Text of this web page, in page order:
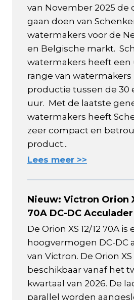
van November 2025 de
gaan doen van
watermakers voor de
en Belgische markt.
watermakers heeft
range van
productie tussen de 30
uur. Met de laatste
watermakers heeft
zeer compact en
product...
Lees meer >>
Nieuw: Victron Orion
70A DC-DC Acculader
De Orion XS 12/12 70A
hoogvermogen DC-DC
van Victron. De Orion XS
beschikbaar vanaf het
kwartaal van 2026. De
parallel worden